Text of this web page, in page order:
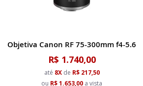
Objetiva Canon RF 75-300mm f4-5.6
R$ 1.740,00
até 8Xde R$ 217,50
ou R$ 1.653,00 a vista